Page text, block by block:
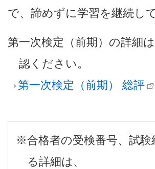
で、諦めずに学習を継続し
第一次検定（前期）の詳細
認ください。
第一次検定（前期） 総評
※合格者の受検番号、試験
る詳細は、